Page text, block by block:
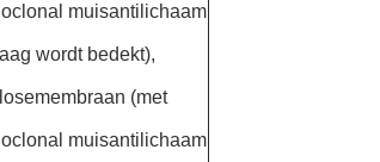
muisantilichaam
wordt bedekt),
(met
muisantilichaam